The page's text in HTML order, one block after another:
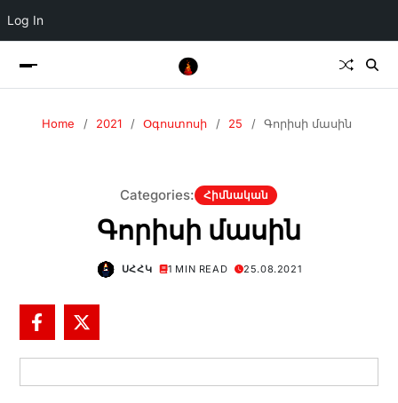
Log In
Home 2021 Օգոստոսի 25 Գորիսի մասին
Categories: Հիմնական
Գորիսի մասին
ՍՀՀԿ 1 MIN READ 25.08.2021